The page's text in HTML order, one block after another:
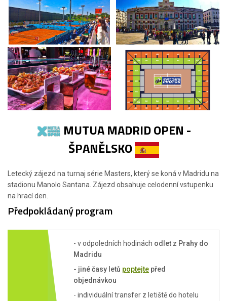
MUTUA MADRID OPEN -
ŠPANĚLSKO
Letecký zájezd na turnaj série Masters, který se koná v Madridu na
stadionu Manolo Santana. Zájezd obsahuje celodenní vstupenku
na hrací den.
Předpokládaný program
- v odpoledních hodinách odlet z Prahy do
Madridu
- jiné časy letů poptejte před
objednávkou
- individuální transfer z letiště do hotelu